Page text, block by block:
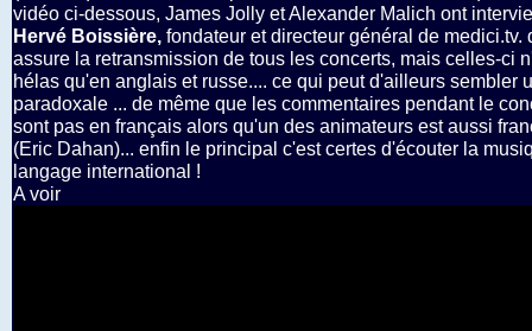
vidéo ci-dessous, James Jolly et Alexander Malich ont
Hervé Boissière, fondateur et directeur général de medici.tv.
assure la retransmission de tous les concerts, mais celles-ci
hélas qu'en anglais et russe.... ce qui peut d'ailleurs sembler
paradoxale ... de même que les commentaires pendant le
sont pas en français alors qu'un des animateurs est aussi
(Eric Dahan)... enfin le principal c'est certes d'écouter la
langage international !
A voir